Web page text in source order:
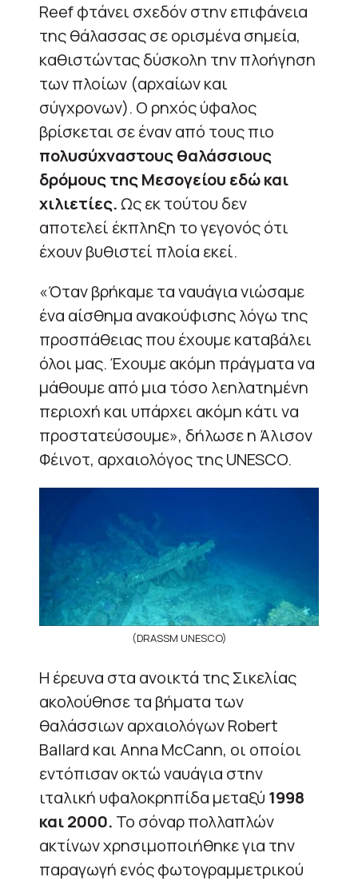
Reef φτάνει σχεδόν στην επιφάνεια
της θάλασσας σε ορισμένα σημεία,
καθιστώντας δύσκολη την πλοήγηση
των πλοίων (αρχαίων και
σύγχρονων). Ο ρηχός ύφαλος
βρίσκεται σε έναν από τους πιο
πολυσύχναστους θαλάσσιους
δρόμους της Μεσογείου εδώ και
χιλιετίες. Ως εκ τούτου δεν
αποτελεί έκπληξη το γεγονός ότι
έχουν βυθιστεί πλοία εκεί.
«Όταν βρήκαμε τα ναυάγια νιώσαμε
ένα αίσθημα ανακούφισης λόγω της
προσπάθειας που έχουμε καταβάλει
όλοι μας. Έχουμε ακόμη πράγματα να
μάθουμε από μια τόσο λεηλατημένη
περιοχή και υπάρχει ακόμη κάτι να
προστατεύσουμε», δήλωσε η Άλισον
Φέινοτ, αρχαιολόγος της UNESCO.
(DRASSM UNESCO)
Η έρευνα στα ανοικτά της Σικελίας
ακολούθησε τα βήματα των
θαλάσσιων αρχαιολόγων Robert
Ballard και Anna McCann, οι οποίοι
εντόπισαν οκτώ ναυάγια στην
ιταλική υφαλοκρηπίδα μεταξύ 1998
και 2000. Το σόναρ πολλαπλών
ακτίνων χρησιμοποιήθηκε για την
παραγωγή ενός φωτογραμμετρικού